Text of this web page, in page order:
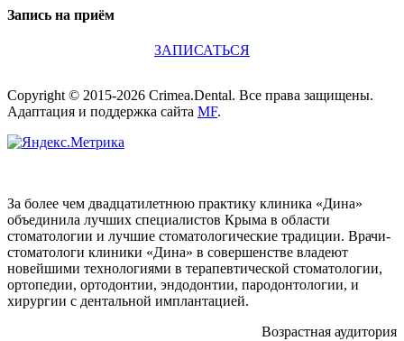
Запись на приём
ЗАПИСАТЬСЯ
Copyright © 2015-2026 Crimea.Dental. Все права защищены.
Адаптация и поддержка сайта MF.
За более чем двадцатилетнюю практику клиника «Дина»
объединила лучших специалистов Крыма в области
стоматологии и лучшие стоматологические традиции. Врачи-
стоматологи клиники «Дина» в совершенстве владеют
новейшими технологиями в терапевтической стоматологии,
ортопедии, ортодонтии, эндодонтии, пародонтологии, и
хирургии с дентальной имплантацией.
Возрастная аудитория